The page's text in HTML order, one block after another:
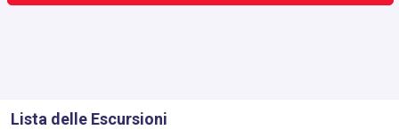
Lista delle Escursioni